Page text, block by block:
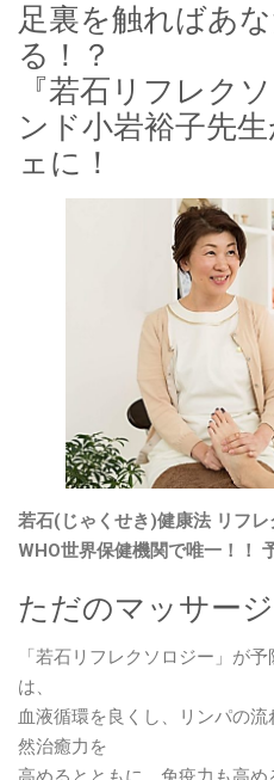
バ
カ
フ
ェ
ベ
ン
ト
『若
石
レ
ク
ソ
ジ
ー
ジ
ン
が
足裏を触ればあ
る！？
『若石リフレク
ンド小岩裕子先
ェに！
若石(じゃくせき)健康法 リフレ
WHO世界保健機関で唯一！！
ただのマッサー
「若石リフレクソロジー」が
は、
血液循環を良くし、リンパの
然治癒力を